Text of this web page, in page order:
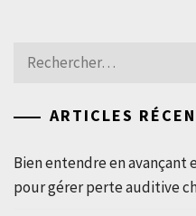
Rechercher :
ARTICLES
Bien entendre en avançant
pour gérer perte auditive